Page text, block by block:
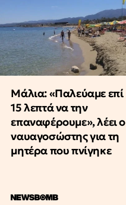
Μάλια: «Παλεύαμε επί
15 λεπτά να την
επαναφέρουμε», λέει ο
ναυαγοσώστης για τη
μητέρα που πνίγηκε